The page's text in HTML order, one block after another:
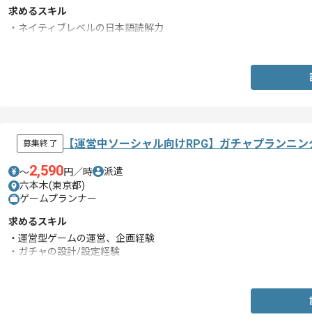
求めるスキル
・ネイティブレベルの日本語読解力
募集終了 【運営中ソーシャル向けRPG】ガチャプランニ
〜2,590円／時
派遣
六本木(東京都)
ゲームプランナー
求めるスキル
・運営型ゲームの運営、企画経験
・ガチャの設計/設定経験